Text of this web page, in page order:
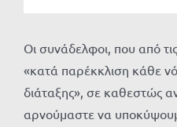
Οι συνάδελφοι, που από
«κατά παρέκκλιση κάθε
διάταξης», σε καθεστώς
αρνούμαστε να